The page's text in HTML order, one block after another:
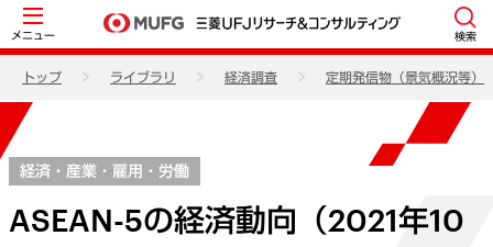
メニュー 検索
トップ ライブラリ 経済調査 定期発信物（景気概況等）
経済・産業・雇用・労働
ASEAN-5の経済動向（2021年10